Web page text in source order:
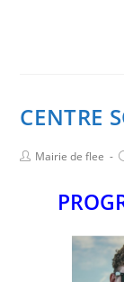
CENTRE
Mairie de flee